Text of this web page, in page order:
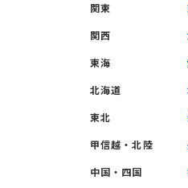
関東
関西
東海
北海道
東北
甲信越・北陸
中国・四国